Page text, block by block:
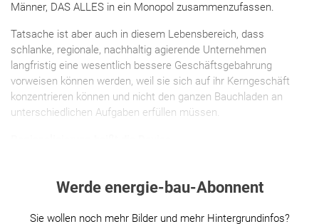
Männer, DAS ALLES in ein Monopol zusammenzufassen.
Tatsache ist aber auch in diesem Lebensbereich, dass
schlanke, regionale, nachhaltig agierende Unternehmen
langfristig eine wesentlich bessere Geschäftsgebahrung
vorweisen können werden, weil sie sich auf ihr Kerngeschäft
konzentrieren können und nicht den ganzen Bauchladen an
unterschiedlichen Aufgaben erfüllen müssen.
Werde energie-bau-Abonnent
Sie wollen noch mehr Bilder und mehr Hintergrundinfos?